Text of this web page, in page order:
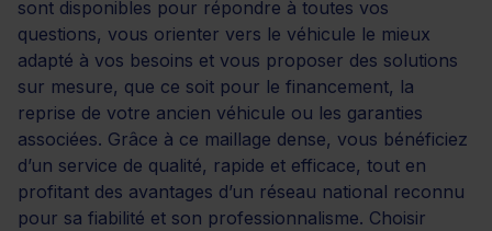
sont disponibles pour répondre à toutes vos
questions, vous orienter vers le véhicule le mieux
adapté à vos besoins et vous proposer des solutions
sur mesure, que ce soit pour le financement, la
reprise de votre ancien véhicule ou les garanties
associées. Grâce à ce maillage dense, vous bénéficiez
d’un service de qualité, rapide et efficace, tout en
profitant des avantages d’un réseau national reconnu
pour sa fiabilité et son professionnalisme. Choisir